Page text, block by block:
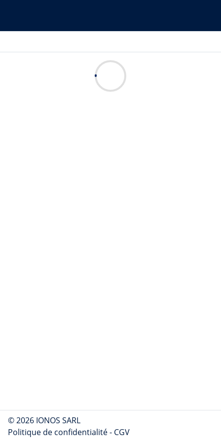
© 2026 IONOS SARL
Politique de confidentialité- CGV